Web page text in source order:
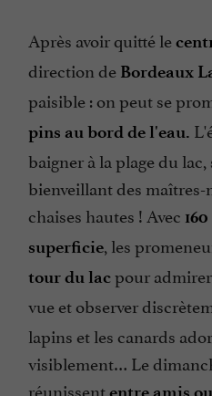
Après avoir quitté le
direction de Bordeaux
paisible : on peut se
pins au bord de l'eau.
baigner à la plage du
bienveillant des maîtres-
chaises hautes ! Avec
superficie, les
tour du lacpour
vue et observer
lapins et les canards
visiblement… Le
réunissent